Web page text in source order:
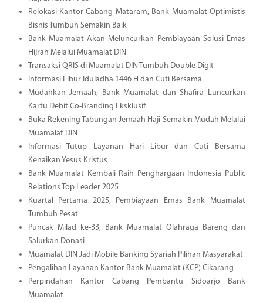
Relokasi Kantor Cabang Mataram, Bank Muamalat Optimistis
Bisnis Tumbuh Semakin Baik
Bank Muamalat Akan Meluncurkan Pembiayaan Solusi Emas
Hijrah Melalui Muamalat DIN
Transaksi QRIS di Muamalat DIN Tumbuh Double Digit
Informasi Libur Iduladha 1446 H dan Cuti Bersama
Mudahkan Jemaah, Bank Muamalat dan Shafira Luncurkan
Kartu Debit Co-Branding Eksklusif
Buka Rekening Tabungan Jemaah Haji Semakin Mudah Melalui
Muamalat DIN
Informasi Tutup Layanan Hari Libur dan Cuti Bersama
Kenaikan Yesus Kristus
Bank Muamalat Kembali Raih Penghargaan Indonesia Public
Relations Top Leader 2025
Kuartal Pertama 2025, Pembiayaan Emas Bank Muamalat
Tumbuh Pesat
Puncak Milad ke-33, Bank Muamalat Olahraga Bareng dan
Salurkan Donasi
Muamalat DIN Jadi Mobile Banking Syariah Pilihan Masyarakat
Pengalihan Layanan Kantor Bank Muamalat (KCP) Cikarang
Perpindahan Kantor Cabang Pembantu Sidoarjo Bank
Muamalat